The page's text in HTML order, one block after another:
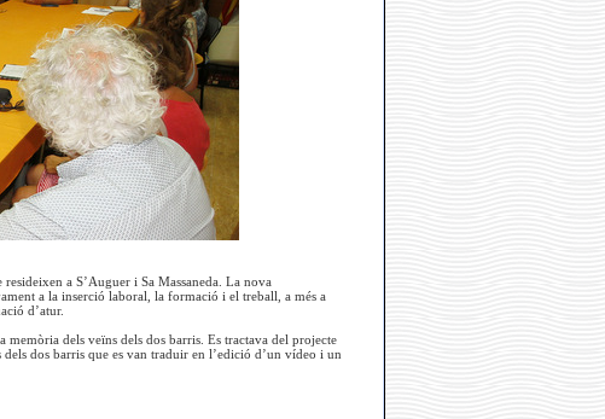
a S’Auguer i Sa Massaneda. La nova
a la inserció laboral, la formació i el treball, a més a
d’atur.
memòria dels veïns dels dos barris. Es tractava del projecte
dos barris que es van traduir en l’edició d’un vídeo i un